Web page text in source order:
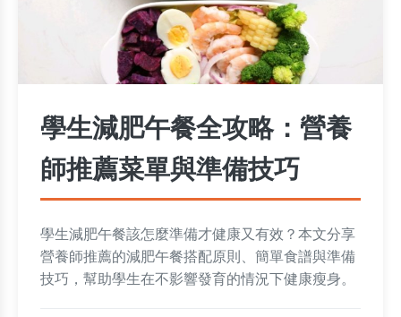
學生減肥午餐全攻略：營養
師推薦菜單與準備技巧
學生減肥午餐該怎麼準備才健康又有效？本文分享
營養師推薦的減肥午餐搭配原則、簡單食譜與準備
技巧，幫助學生在不影響發育的情況下健康瘦身。